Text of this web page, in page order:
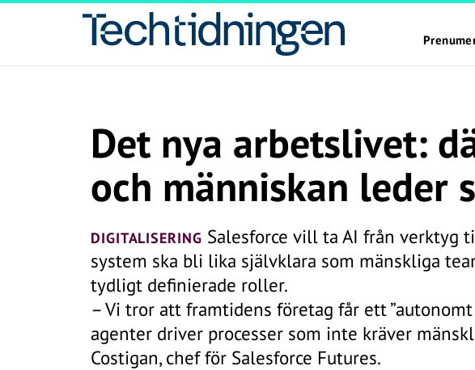
Det nya arbetslivet:
och människan leder
DIGITALISERING Salesforce vill ta AI från verktyg
system ska bli lika självklara som mänskliga
tydligt definierade roller.
– Vi tror att framtidens företag får ett ”autonomt
agenter driver processer som inte kräver
Costigan, chef för Salesforce Futures.